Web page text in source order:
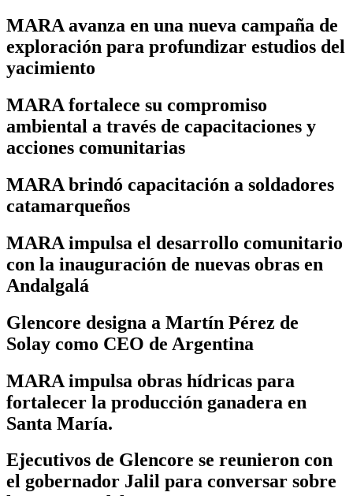
MARA avanza en una nueva campaña de
exploración para profundizar estudios del
yacimiento
MARA fortalece su compromiso
ambiental a través de capacitaciones y
acciones comunitarias
MARA brindó capacitación a soldadores
catamarqueños
MARA impulsa el desarrollo comunitario
con la inauguración de nuevas obras en
Andalgalá
Glencore designa a Martín Pérez de
Solay como CEO de Argentina
MARA impulsa obras hídricas para
fortalecer la producción ganadera en
Santa María.
Ejecutivos de Glencore se reunieron con
el gobernador Jalil para conversar sobre